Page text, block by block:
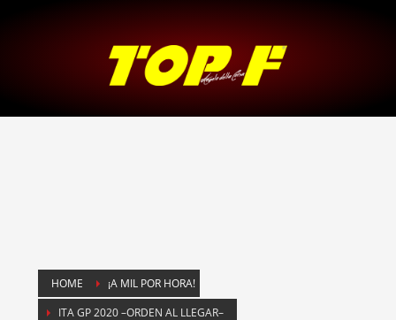
HOME
¡A MIL POR HORA!
ITA GP 2020 –ORDEN AL LLEGAR–